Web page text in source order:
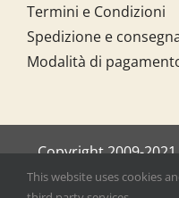
Termini e Condizioni
Spedizione e
Modalità di
Copyright 2009-
This website uses cookies